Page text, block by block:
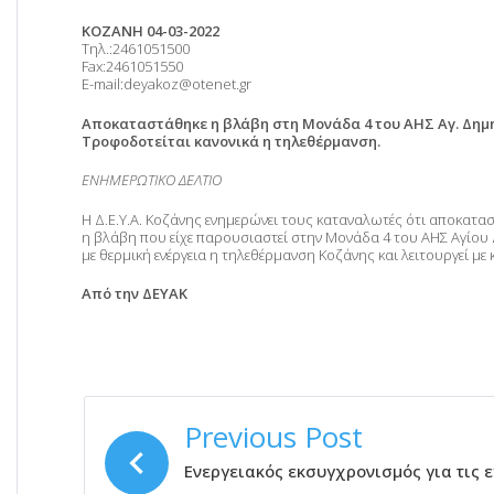
ΚΟΖΑΝΗ 04-03-2022
Τηλ.:2461051500
Fax:2461051550
E-mail:deyakoz@otenet.gr
Αποκαταστάθηκε η βλάβη στη Μονάδα 4 του ΑΗΣ Αγ.
Τροφοδοτείται κανονικά η τηλεθέρμανση.
ΕΝΗΜΕΡΩΤΙΚΟ ΔΕΛΤΙΟ
Η Δ.Ε.Υ.Α. Κοζάνης ενημερώνει τους καταναλωτές ότι
η βλάβη που είχε παρουσιαστεί στην Μονάδα 4 του ΑΗΣ Αγίου
με θερμική ενέργεια η τηλεθέρμανση Κοζάνης και λειτουργεί με
Από την ΔΕΥΑΚ
ΠΛΟΉΓΗΣΗ
ΆΡΘΡΩΝPrevious Post
Ενεργειακός εκσυγχρονισμός για τις